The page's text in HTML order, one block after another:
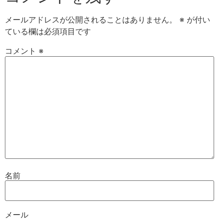
メールアドレスが公開されることはありません。 ※ が付い
ている欄は必須項目です
コメント ※
名前
メール